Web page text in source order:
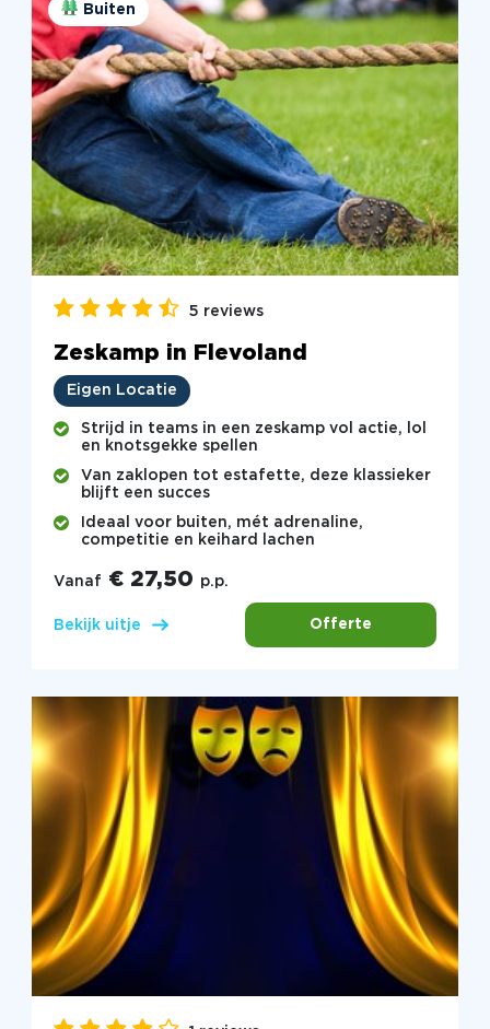
Buiten
5 reviews
Zeskamp in Flevoland
Eigen Locatie
Strijd in teams in een zeskamp vol actie, lol
en knotsgekke spellen
Van zaklopen tot estafette, deze klassieker
blijft een succes
Ideaal voor buiten, mét adrenaline,
competitie en keihard lachen
Vanaf € 27,50 p.p.
Bekijk uitje Offerte